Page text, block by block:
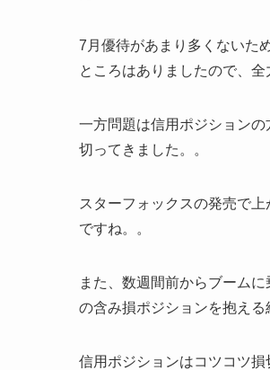
7月優待があまり多くないた
ところはありましたので、
一方問題は信用ポジション
切ってきました。。
スターフォックスの発売で
ですね。。
また、数週間前からブーム
の含み損ポジションを抱える
信用ポジションはコツコツ